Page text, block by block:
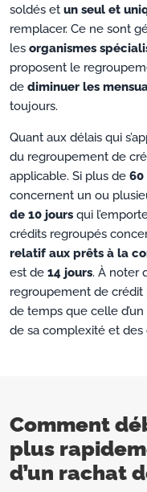
soldés et un seul et
remplacer. Ce ne sont
les organismes
proposent le
de diminuer les
toujours.
Quant aux délais qui
du regroupement de
applicable. Si plus de 60
concernent un ou
de 10 jours qui
crédits regroupés
relatif aux prêts à la
est de 14 jours. À noter
regroupement de crédit
de temps que celle
de sa complexité et
Comment
plus
d’un rachat